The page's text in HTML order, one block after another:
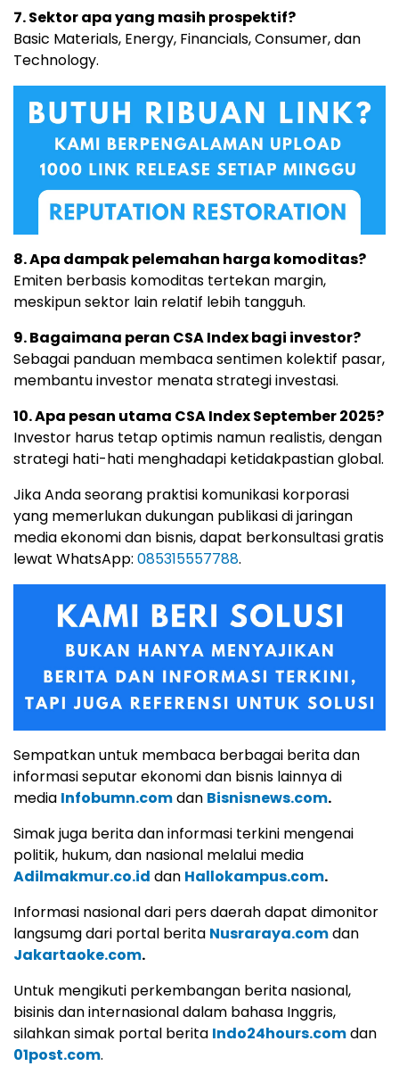
7. Sektor apa yang masih prospektif?
Basic Materials, Energy, Financials, Consumer, dan
Technology.
8. Apa dampak pelemahan harga komoditas?
Emiten berbasis komoditas tertekan margin,
meskipun sektor lain relatif lebih tangguh.
9. Bagaimana peran CSA Index bagi investor?
Sebagai panduan membaca sentimen kolektif pasar,
membantu investor menata strategi investasi.
10. Apa pesan utama CSA Index September 2025?
Investor harus tetap optimis namun realistis, dengan
strategi hati-hati menghadapi ketidakpastian global.
Jika Anda seorang praktisi komunikasi korporasi
yang memerlukan dukungan publikasi di jaringan
media ekonomi dan bisnis, dapat berkonsultasi gratis
lewat WhatsApp: 085315557788.
Sempatkan untuk membaca berbagai berita dan
informasi seputar ekonomi dan bisnis lainnya di
media Infobumn.comdan Bisnisnews.com.
Simak juga berita dan informasi terkini mengenai
politik, hukum, dan nasional melalui media
Adilmakmur.co.id dan Hallokampus.com.
Informasi nasional dari pers daerah dapat dimonitor
langsumg dari portal berita Nusraraya.comdan
Jakartaoke.com.
Untuk mengikuti perkembangan berita nasional,
bisinis dan internasional dalam bahasa Inggris,
silahkan simak portal berita Indo24hours.comdan
01post.com.